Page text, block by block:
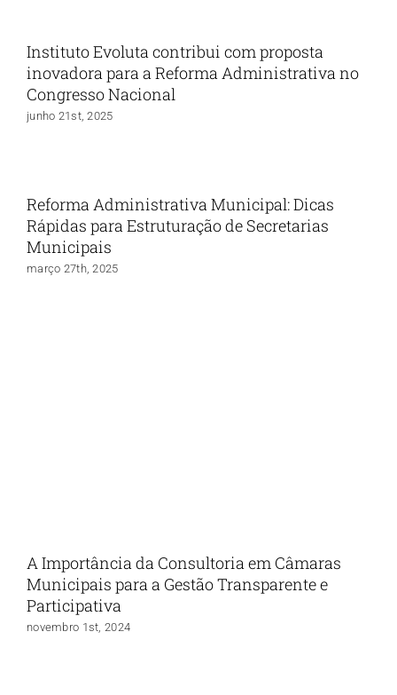
Instituto Evoluta contribui com proposta
inovadora para a Reforma Administrativa no
Congresso Nacional
junho 21st, 2025
Reforma Administrativa Municipal: Dicas
Rápidas para Estruturação de Secretarias
Municipais
março 27th, 2025
A Importância da Consultoria em Câmaras
Municipais para a Gestão Transparente e
Participativa
novembro 1st, 2024